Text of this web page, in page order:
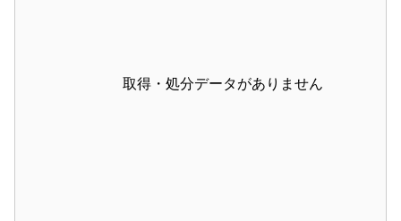
取得・処分データがありません